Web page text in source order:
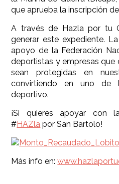
que aprueba la inscripción
A través de Hazla por tu
generar este expediente.
apoyo de la Federación
deportistas y empresas que
sean protegidas en
convirtiendo en uno de
deportivo.
¡Si quieres apoyar con
#HAZla por San Bartolo!
Más info en: